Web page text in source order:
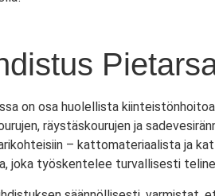
on osa huolellista
räystäskourujen ja
– kattomateriaalista ja
joka työskentelee turvallisesti